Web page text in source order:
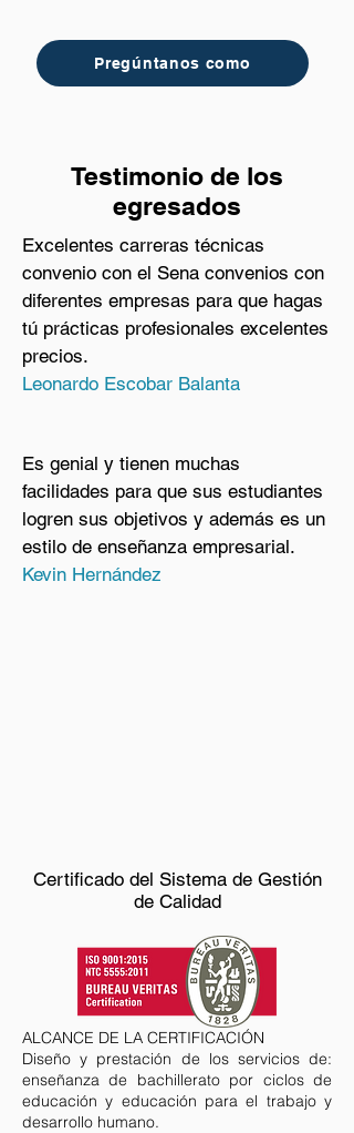
Pregúntanos como
Testimonio de los
egresados
Excelentes carreras técnicas
convenio con el Sena convenios con
diferentes empresas para que hagas
tú prácticas profesionales excelentes
precios.
Leonardo Escobar Balanta
Es genial y tienen muchas
facilidades para que sus estudiantes
logren sus objetivos y además es un
estilo de enseñanza empresarial.
Kevin Hernández
Certificado del Sistema de Gestión
de Calidad
ALCANCE DE LA CERTIFICACIÓN
Diseño y prestación de los servicios de:
enseñanza de bachillerato por ciclos de
educación y educación para el trabajo y
desarrollo humano.